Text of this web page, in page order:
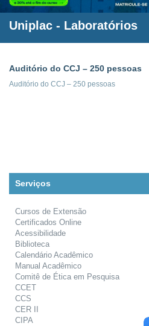
Uniplac - Laboratórios
Auditório do CCJ – 250 pessoas
Auditório do CCJ – 250 pessoas
Serviços
Cursos de Extensão
Certificados Online
Acessibilidade
Biblioteca
Calendário Acadêmico
Manual Acadêmico
Comitê de Ética em Pesquisa
CCET
CCS
CER II
CIPA